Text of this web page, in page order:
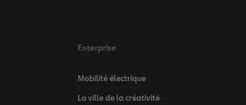
Enterprise
Mobilité électrique
La ville de la créativité